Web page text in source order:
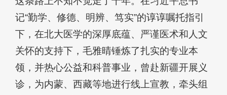
记“勤学、修德、明辨、笃实”的谆谆嘱托指引
下，在北大医学的深厚底蕴、严谨医术和人文
关怀的支持下，毛雅晴锤炼了扎实的专业本
领，并热心公益和科普事业，曾赴新疆开展义
诊，为内蒙、西藏等地进行线上宣教，牵头组